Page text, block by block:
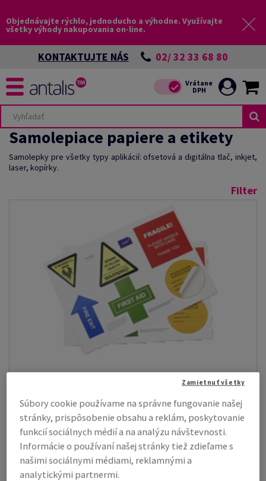
Objednávajte rýchlo, jednoducho a výhodne. Využívajte
všetky výhody nakupovania on-line.
KONTAKTUJTE NÁS 02/ 32 33 68 80
Samolepiace papiere a etikety
Samolepky pre všetky typy aplikácií: ofsetová a digitálna tlač, inkjet,
laser, kopírky.
Filter
Liatím natierané (1)
Gloss(4)
Matt(2)
Semigloss(5)
Nenatierané(12)
Farebné(8)
Súbory cookie používame na správne fungovanie našej
stránky, prispôsobenie obsahu a reklám, poskytovanie
funkcií sociálnych médií a na analýzu návštevnosti.
Informácie o používaní našej stránky tiež zdieľame s
našimi sociálnymi médiami, reklamnými a
analytickými partnermi.
Zamietnuť všetky